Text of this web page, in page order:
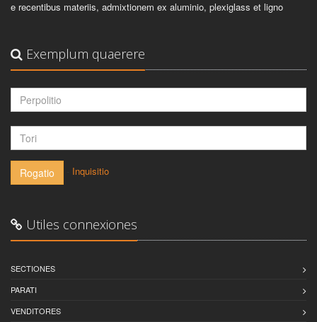
e recentibus materiis, admixtionem ex aluminio, plexiglass et ligno
Exemplum quaerere
Rogatio Inquisitio
Utiles connexiones
SECTIONES
PARATI
VENDITORES